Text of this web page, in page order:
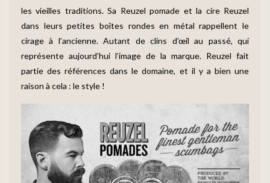
les vieilles traditions. Sa Reuzel pomade et la cire Reuzel
dans leurs petites boîtes rondes en métal rappellent le
cirage à l’ancienne. Autant de clins d’œil au passé, qui
représente aujourd’hui l’image de la marque. Reuzel fait
partie des références dans le domaine, et il y a bien une
raison à cela : le style !